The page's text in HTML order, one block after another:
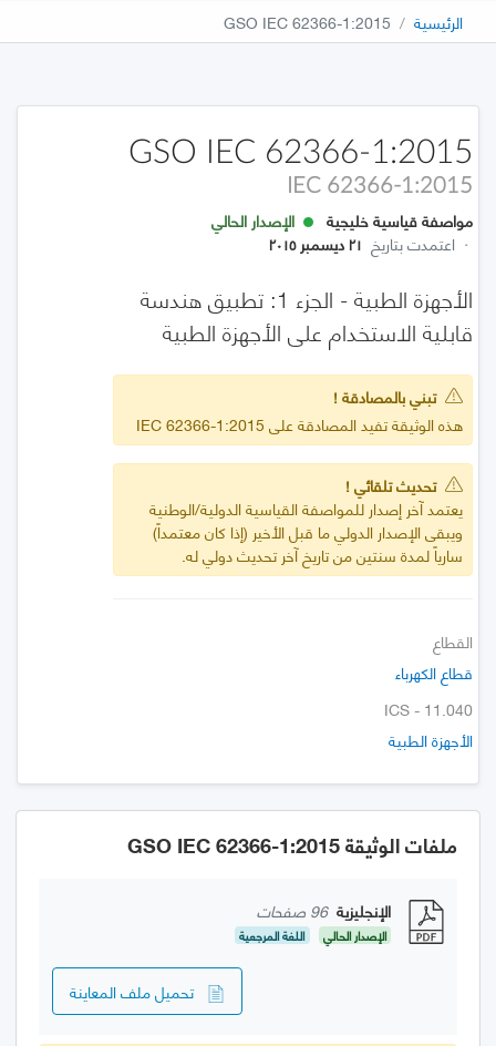
الرئيسية GSO IEC 62366-1:2015
GSO IEC 62366-1:2015
IEC 62366-1:2015
مواصفة قياسية خليجية
الإصدار الحالي
· اعتمدت بتاريخ ٢١ ديسمبر ٢٠١٥
الأجهزة الطبية - الجزء 1: تطبيق هندسة
قابلية الاستخدام على الأجهزة الطبية
تبني بالمصادقة !
هذه الوثيقة تفيد المصادقة على IEC 62366-1:2015
تحديث تلقائي !
يعتمد آخر إصدار للمواصفة القياسية الدولية/الوطنية
ويبقى الإصدار الدولي ما قبل الأخير (إذا كان معتمداً)
سارياً لمدة سنتين من تاريخ آخر تحديث دولي له.
القطاع
قطاع الكهرباء
ICS - 11.040
الأجهزة الطبية
ملفات الوثيقة GSO IEC 62366-1:2015
الإنجليزية 96 صفحات
الإصدار الحالي اللغة المرجعية
تحميل ملف المعاينة